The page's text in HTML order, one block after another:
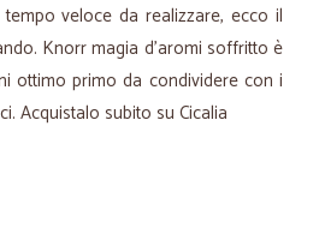
veloce da realizzare, ecco il
Knorr magia d'aromi soffritto è
ottimo primo da condividere con i
Acquistalo subito su Cicalia